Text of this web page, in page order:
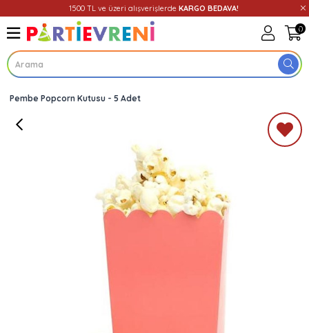
1500 TL ve üzeri alışverişlerde KARGO BEDAVA!
0
Üye Girişi
Pembe Popcorn Kutusu - 5 Adet